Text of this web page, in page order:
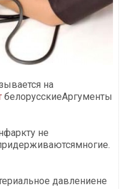
на
белорусскиеАргументы
не
давлениене